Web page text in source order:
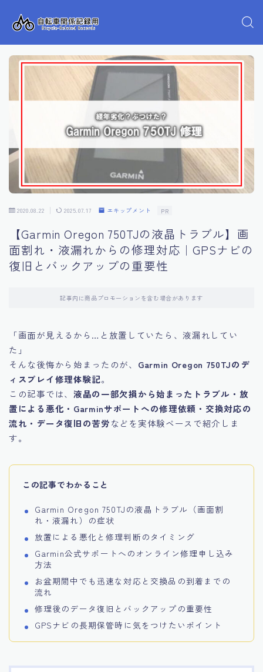
2020.08.22 2025.07.17 エキップメント PR
【Garmin Oregon 750TJの液晶トラブル】画
面割れ・液漏れからの修理対応｜GPSナビの
復旧とバックアップの重要性
記事内に商品プロモーションを含む場合があります
「画面が見えるから…と放置していたら、液漏れしてい
た」
そんな後悔から始まったのが、 Garmin Oregon 750TJのデ
ィスプレイ修理体験記。
この記事では、 液晶の一部欠損から始まったトラブル・放
置による悪化・Garminサポートへの修理依頼・交換対応の
流れ・データ復旧の苦労などを実体験ベースで紹介しま
す。
この記事でわかること
Garmin Oregon 750TJの液晶トラブル（画面割
れ・液漏れ）の症状
放置による悪化と修理判断のタイミング
Garmin公式サポートへのオンライン修理申し込み
方法
お盆期間中でも迅速な対応と交換品の到着までの
流れ
修理後のデータ復旧とバックアップの重要性
GPSナビの長期保管時に気をつけたいポイント